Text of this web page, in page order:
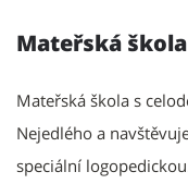
Mateřská škola
Mateřská škola s
Nejedlého a
speciální